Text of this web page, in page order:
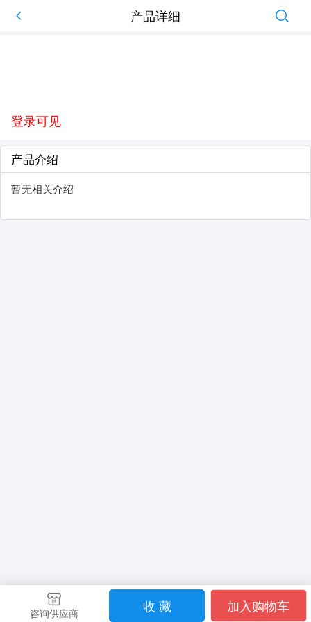
产品详细
登录可见
产品介绍
暂无相关介绍
咨询供应商 收 藏 加入购物车